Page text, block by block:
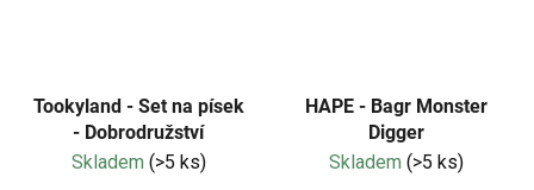
Tookyland - Set na písek
- Dobrodružství
Skladem (>5 ks)
HAPE - Bagr Monster
Digger
Skladem (>5 ks)